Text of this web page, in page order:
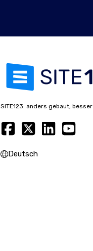
SITE123: anders gebaut,
Deutsch